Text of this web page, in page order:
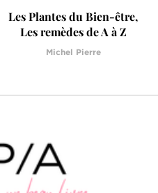
Les Plantes du Bien-être,
Les remèdes de A à Z
Michel Pierre